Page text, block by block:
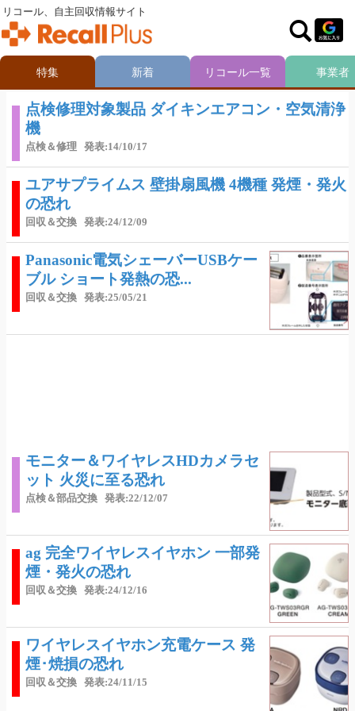
点検修理対象製品 ダイキンエアコン・空気清浄
機
点検＆修理 発表:14/10/17
ユアサプライムス 壁掛扇風機 4機種 発煙・発火
の恐れ
回収＆交換 発表:24/12/09
Panasonic電気シェーバーUSBケー
ブル ショート発熱の恐...
回収＆交換 発表:25/05/21
モニター＆ワイヤレスHDカメラセ
ット 火災に至る恐れ
点検＆部品交換 発表:22/12/07
ag 完全ワイヤレスイヤホン 一部発
煙・発火の恐れ
回収＆交換 発表:24/12/16
ワイヤレスイヤホン充電ケース 発
煙･焼損の恐れ
回収＆交換 発表:24/11/15
リコール、自主回収情報サイト
特集 新着 リコール一覧 事業者